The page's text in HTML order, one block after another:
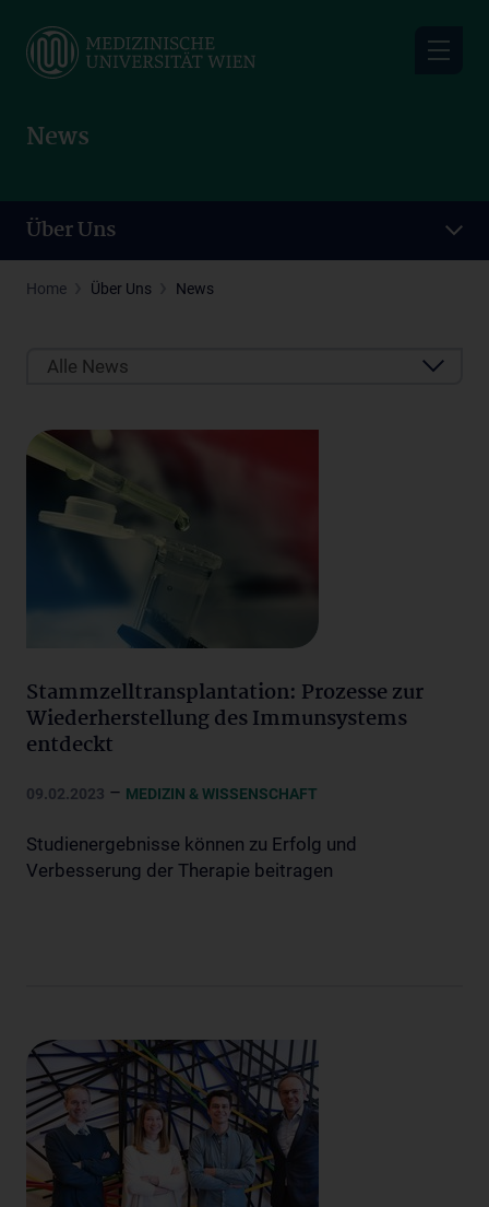
main
News
Über Uns
Home Über Uns News
Alle News
Stammzelltransplantation: Prozesse zur
Wiederherstellung des Immunsystems
entdeckt
09.02.2023 – MEDIZIN & WISSENSCHAFT
Studienergebnisse können zu Erfolg und
Verbesserung der Therapie beitragen